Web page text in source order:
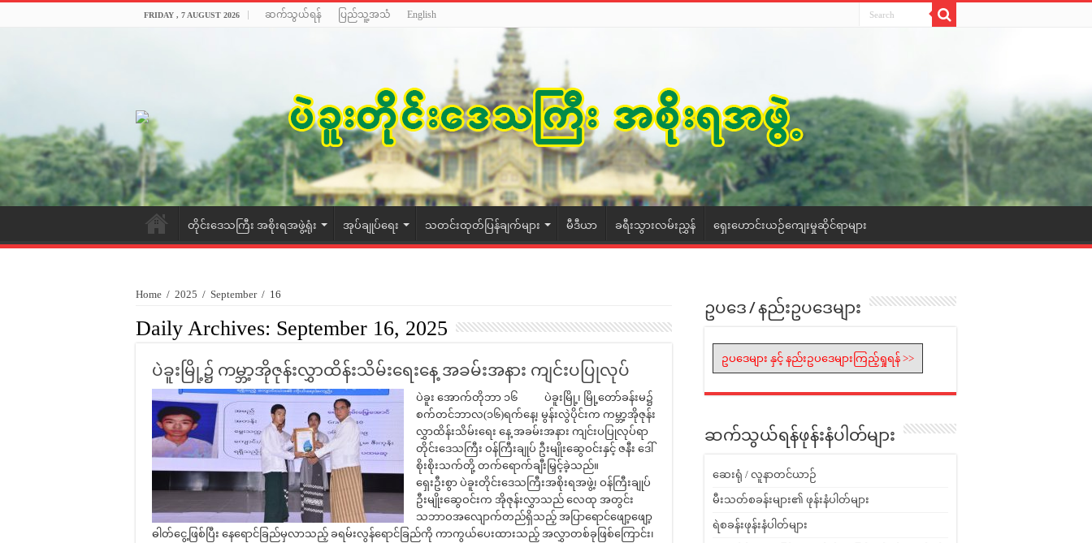
FRIDAY , 7 AUGUST 2026 ဆက်သွယ်ရန် ပြည်သူ့အသံ English
တိုင်းဒေသကြီး အစိုးရအဖွဲ့ရုံး အုပ်ချုပ်ရေး သတင်းထုတ်ပြန်ချက်များ မီဒီယာ ခရီးသွားလမ်းညွှန် ရှေးဟောင်းယဉ်ကျေးမှုဆိုင်ရာများ
Home / 2025 / September / 16
Daily Archives: September 16, 2025
ပဲခူးမြို့၌ ကမ္ဘာ့အိုဇုန်းလွှာထိန်းသိမ်းရေးနေ့ အခမ်းအနား ကျင်းပပြုလုပ်
ပဲခူး အောက်တိုဘာ ၁၆ ပဲခူးမြို့၊ မြို့တော်ခန်းမ၌
စက်တင်ဘာလ(၁၆)ရက်နေ့၊ မွန်းလွဲပိုင်းက ကမ္ဘာ့အိုဇုန်း
လွှာထိန်းသိမ်းရေး နေ့ အခမ်းအနား ကျင်းပပြုလုပ်ရာ
တိုင်းဒေသကြီး ဝန်ကြီးချုပ် ဦးမျိုးဆွေဝင်းနှင့် ဇနီး ဒေါ်
စိုးစိုးသက်တို့ တက်ရောက်ချီးမြှင့်ခဲ့သည်။
ရှေးဦးစွာ ပဲခူးတိုင်းဒေသကြီးအစိုးရအဖွဲ့၊ ဝန်ကြီးချုပ်
ဦးမျိုးဆွေဝင်းက အိုဇုန်းလွှာသည် လေထု အတွင်း
သဘာဝအလျောက်တည်ရှိသည့် အပြာရောင်ဖျော့ဖျော့
ဓါတ်ငွေ့ဖြစ်ပြီး နေရောင်ခြည်မှလာသည့် ခရမ်းလွန်ရောင်ခြည်ကို ကာကွယ်ပေးထားသည့် အလွှာတစ်ခုဖြစ်ကြောင်း၊
ဥပဒေ / နည်းဥပဒေများ
ဥပဒေများ နှင့် နည်းဥပဒေများကြည့်ရှုရန် >>
ဆက်သွယ်ရန်ဖုန်းနံပါတ်များ
ဆေးရုံ / လူနာတင်ယာဉ်
မီးသတ်စခန်းများ၏ ဖုန်းနံပါတ်များ
ရဲစခန်းဖုန်းနံပါတ်များ